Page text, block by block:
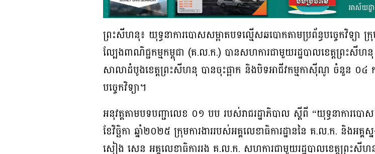
ព្រះសីហនុ៖ យុទ្ធនាការបោសសម្អាតបទល្មើសឆបោកតាមប្រព័ន្ធបច្ចេកវិទ្យា ក្រុ
ល្បែងពាណិជ្ជកម្មកម្ពុជា (គ.ល.ក.) បានសហការជាមួយរដ្ឋបាលខេត្តព្រះសី
សាលាដំបូងខេត្តព្រះសីហនុ បានចុះផ្អាក និងបិទអាជីវកម្មកាស៊ីណូ ចំនួន ០៤
បច្ចេកវិទ្យា។
អនុវត្តតាមបទបញ្ជាលេខ ០១ បប របស់រាជរដ្ឋាភិបាល ស្តីពី “យុទ្ធនាការបោស
ខែវិច្ឆិកា ឆ្នាំ២០២៥ ក្រុមការងាររបស់អគ្គលេខាធិការដ្ឋាននៃ គ.ល.ក. និងអ
សៀង សេន អគ្គលេខាធិការរង គ.ល.ក. សហការជាមួយរដ្ឋបាលខេត្តព្រះសីហនុ ស្